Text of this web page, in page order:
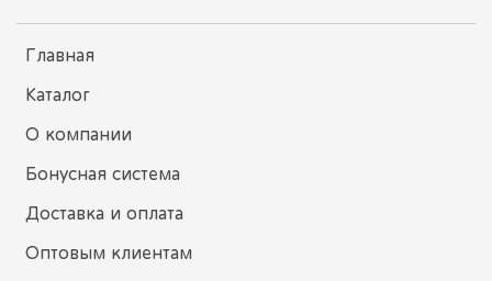
Главная
Каталог
О компании
Бонусная система
Доставка и оплата
Оптовым клиентам